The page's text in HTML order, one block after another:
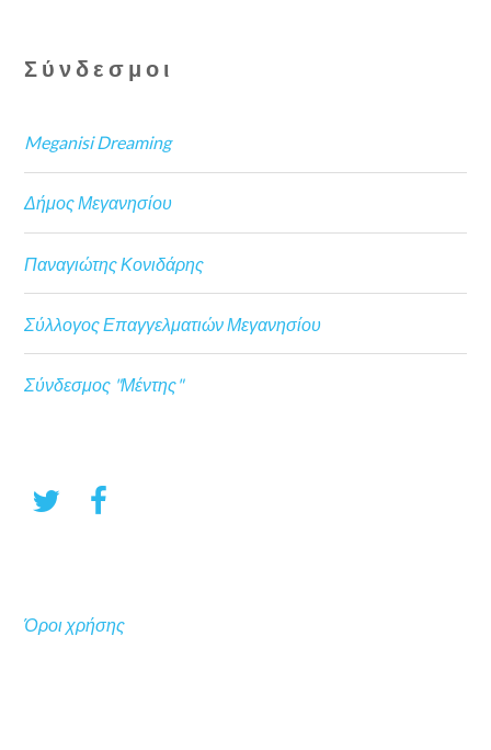
Σύνδεσμοι
Meganisi Dreaming
Δήμος Μεγανησίου
Παναγιώτης Κονιδάρης
Σύλλογος Επαγγελματιών Μεγανησίου
Σύνδεσμος "Μέντης"
Όροι χρήσης